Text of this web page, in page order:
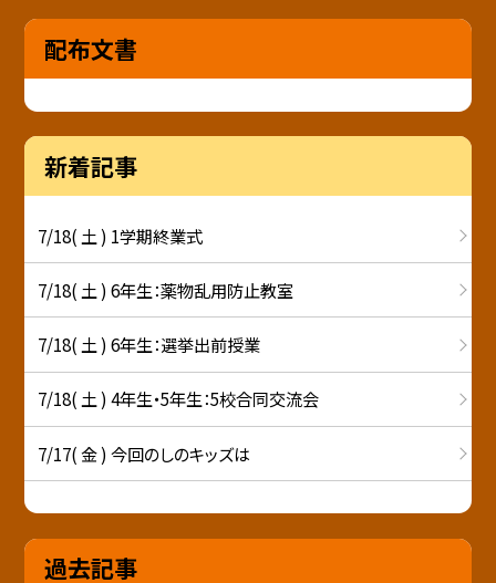
配布文書
新着記事
7/18( 土 ) 1学期終業式
7/18( 土 ) 6年生：薬物乱用防止教室
7/18( 土 ) 6年生：選挙出前授業
7/18( 土 ) 4年生・5年生：5校合同交流会
7/17( 金 ) 今回のしのキッズは
過去記事